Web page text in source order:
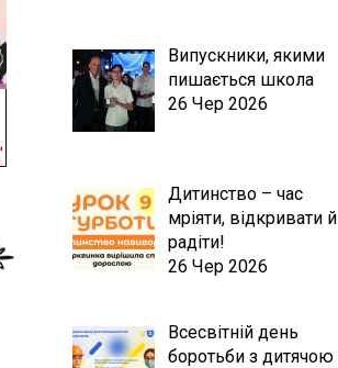
Випускники, якими
пишається школа
26 Чер 2026
Дитинство – час
мріяти, відкривати й
радіти!
26 Чер 2026
Всесвітній день
боротьби з дитячою